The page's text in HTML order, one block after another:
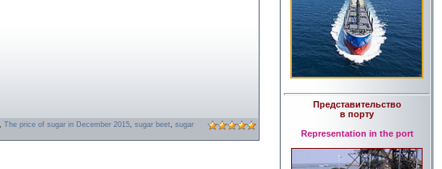
The price of sugar in December 2015 sugar beet
sugar
Представительство
в порту
Representation in the port